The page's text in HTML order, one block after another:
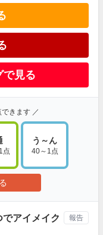
で見る
きます ／
点
う～ん
40～1点
アイメイク
報告